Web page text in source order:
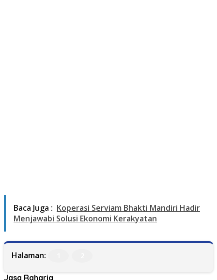
Baca Juga : Koperasi Serviam Bhakti Mandiri Hadir
Menjawabi Solusi Ekonomi Kerakyatan
Halaman:
Jasa Raharja